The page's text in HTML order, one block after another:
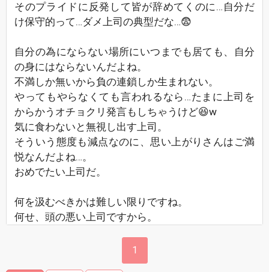
そのプライドに反発して皆が辞めてくのに…自分だ
け保守的って…ダメ上司の典型だな…😨
自分の為にならない場所にいつまでも居ても、自分
の身にはならないんだよね。
不満しか無いから負の連鎖しか生まれない。
やってもやらなくても言われるなら…たまに上司を
からかうオチョクリ発言もしちゃうけど😆w
気に食わないと無視し出す上司。
そういう態度も減点なのに、思い上がりさんはご満
悦なんだよね…。
おめでたい上司だ。
何を汲むべきかは難しい限りですね。
何せ、頭の悪い上司ですから。
1